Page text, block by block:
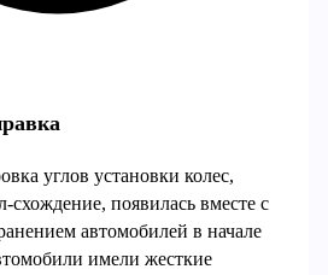
углов установки колес,
схождение, появилась вместе с
автомобилей в начале
имели жесткие